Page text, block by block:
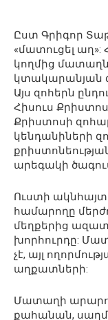
Ըստ Գրիգոր
«մատուցել
կողմից մատաղն
կտակարանյան
Այս զոհերն
Հիսուս
Քրիստոսի
կենդանիների
արեգակի
Ուստի ակնհայտ
համարողը
մեղքերից
խորհուրդը:
չէ, այլ
աղքատների:
Մատաղի
քահանան,